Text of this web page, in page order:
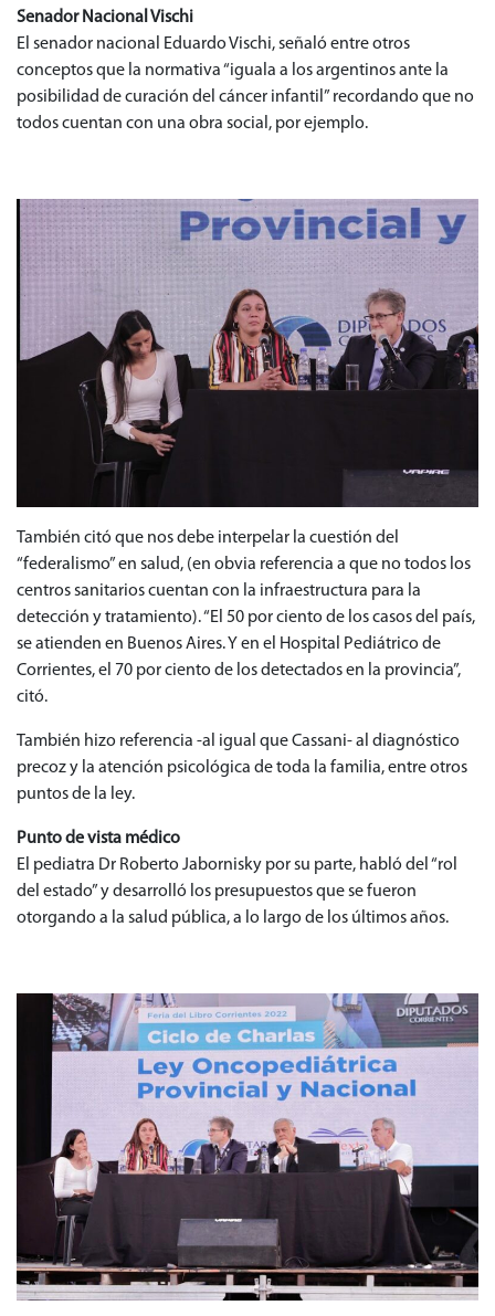
Senador Nacional Vischi
El senador nacional Eduardo Vischi, señaló entre otros
conceptos que la normativa “iguala a los argentinos ante la
posibilidad de curación del cáncer infantil” recordando que no
todos cuentan con una obra social, por ejemplo.
También citó que nos debe interpelar la cuestión del
“federalismo” en salud, (en obvia referencia a que no todos los
centros sanitarios cuentan con la infraestructura para la
detección y tratamiento). “El 50 por ciento de los casos del país,
se atienden en Buenos Aires. Y en el Hospital Pediátrico de
Corrientes, el 70 por ciento de los detectados en la provincia”,
citó.
También hizo referencia -al igual que Cassani- al diagnóstico
precoz y la atención psicológica de toda la familia, entre otros
puntos de la ley.
Punto de vista médico
El pediatra Dr Roberto Jabornisky por su parte, habló del “rol
del estado” y desarrolló los presupuestos que se fueron
otorgando a la salud pública, a lo largo de los últimos años.